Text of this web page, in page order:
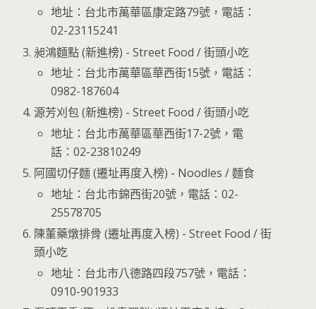
地址：台北市萬華區康定路79號，電話：
02-23115241
昶鴻麵點 (新進榜) - Street Food / 街頭小吃
地址：台北市萬華區華西街15號，電話：
0982-187604
源芳刈包 (新進榜) - Street Food / 街頭小吃
地址：台北市萬華區華西街17-2號，電
話：02-23810249
阿國切仔麵 (遷址再度入榜) - Noodles / 麵食
地址：台北市錦西街20號，電話：02-
25578705
陳董藥燉排骨 (遷址再度入榜) - Street Food / 街
頭小吃
地址：台北市八德路四段757號，電話：
0910-901933